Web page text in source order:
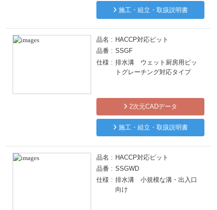
施工・組立・取扱説明書
品名
HACCP対応ピット
品番
SSGF
仕様
排水溝 ウェット厨房用ピッ
トグレーチング対応タイプ
2次元CADデータ
施工・組立・取扱説明書
品名
HACCP対応ピット
品番
SSGWD
仕様
排水溝 小規模な溝・出入口
向け